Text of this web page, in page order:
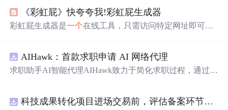
《彩虹屁》快夸夸我!彩虹屁生成器
彩虹屁生成器是一个在线工具，只需访问特定网址即可获
AIHawk：首款求职申请 AI 网络代理
求职助手AI智能代理AIHawk致力于简化求职过程，通过自
科技成果转化项目进场交易前，评估备案环节需要准备哪些材料？.docx